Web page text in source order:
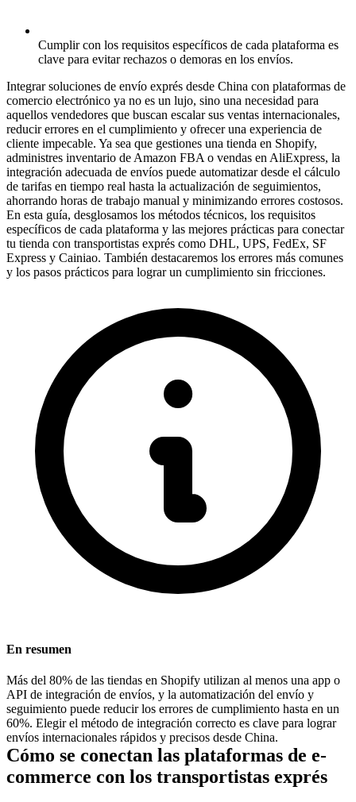
Cumplir con los requisitos específicos de cada plataforma es
clave para evitar rechazos o demoras en los envíos.
Integrar soluciones de envío exprés desde China con plataformas de
comercio electrónico ya no es un lujo, sino una necesidad para
aquellos vendedores que buscan escalar sus ventas internacionales,
reducir errores en el cumplimiento y ofrecer una experiencia de
cliente impecable. Ya sea que gestiones una tienda en Shopify,
administres inventario de Amazon FBA o vendas en AliExpress, la
integración adecuada de envíos puede automatizar desde el cálculo
de tarifas en tiempo real hasta la actualización de seguimientos,
ahorrando horas de trabajo manual y minimizando errores costosos.
En esta guía, desglosamos los métodos técnicos, los requisitos
específicos de cada plataforma y las mejores prácticas para conectar
tu tienda con transportistas exprés como DHL, UPS, FedEx, SF
Express y Cainiao. También destacaremos los errores más comunes
y los pasos prácticos para lograr un cumplimiento sin fricciones.
En resumen
Más del 80% de las tiendas en Shopify utilizan al menos una app o
API de integración de envíos, y la automatización del envío y
seguimiento puede reducir los errores de cumplimiento hasta en un
60%. Elegir el método de integración correcto es clave para lograr
envíos internacionales rápidos y precisos desde China.
Cómo se conectan las plataformas de e-
commerce con los transportistas exprés